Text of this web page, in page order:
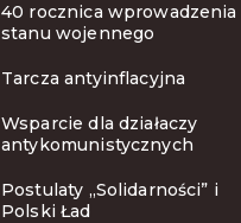
40 rocznica wprowadzenia
stanu wojennego
Tarcza antyinflacyjna
Wsparcie dla działaczy
antykomunistycznych
Postulaty „Solidarności” i
Polski Ład